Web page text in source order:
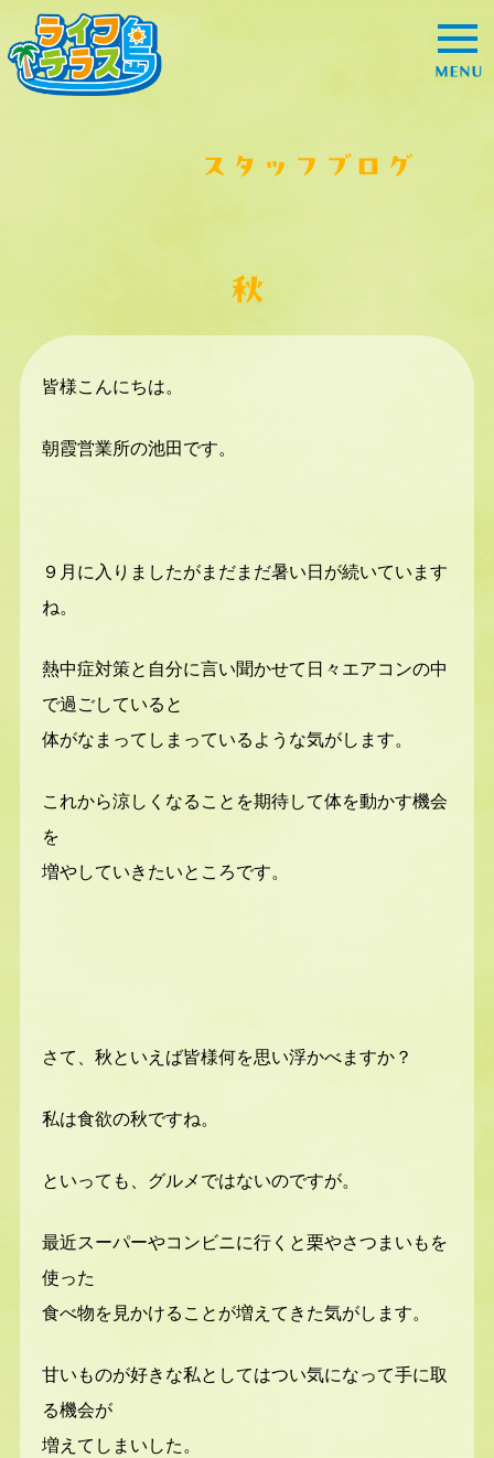
MENU
スタッフブログ
秋
皆様こんにちは。
朝霞営業所の池田です。
９月に入りましたがまだまだ暑い日が続いています
ね。
熱中症対策と自分に言い聞かせて日々エアコンの中
で過ごしていると
体がなまってしまっているような気がします。
これから涼しくなることを期待して体を動かす機会
を
増やしていきたいところです。
さて、秋といえば皆様何を思い浮かべますか？
私は食欲の秋ですね。
といっても、グルメではないのですが。
最近スーパーやコンビニに行くと栗やさつまいもを
使った
食べ物を見かけることが増えてきた気がします。
甘いものが好きな私としてはつい気になって手に取
る機会が
増えてしまいした。